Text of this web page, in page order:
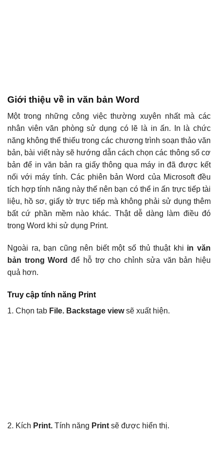
Giới thiệu về in văn bản Word
Một trong những công việc thường xuyên nhất mà các
nhân viên văn phòng sử dụng có lẽ là in ấn. In là chức
năng không thể thiếu trong các chương trình soạn thảo văn
bản, bài viết này sẽ hướng dẫn cách chọn các thông số cơ
bản để in văn bản ra giấy thông qua máy in đã được kết
nối với máy tính. Các phiên bản Word của Microsoft đều
tích hợp tính năng này thế nên bạn có thể in ấn trực tiếp tài
liệu, hồ sơ, giấy tờ trực tiếp mà không phải sử dụng thêm
bất cứ phần mềm nào khác. Thật dễ dàng làm điều đó
trong Word khi sử dụng Print.
Ngoài ra, bạn cũng nên biết một số thủ thuật khi in văn
bản trong Word để hỗ trợ cho chỉnh sửa văn bản hiệu
quả hơn.
Truy cập tính năng Print
1. Chọn tab File. Backstage viewsẽ xuất hiện.
2. Kích Print. Tính năng Print sẽ được hiển thị.